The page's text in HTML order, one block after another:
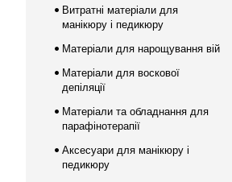
Витратні матеріали для
манікюру і педикюру
Матеріали для нарощування вій
Матеріали для воскової
депіляції
Матеріали та обладнання для
парафінотерапії
Аксесуари для манікюру і
педикюру